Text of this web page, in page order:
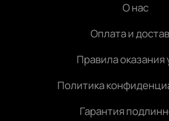
О нас
Оплата и
Правила оказания
Политика
Гарантия